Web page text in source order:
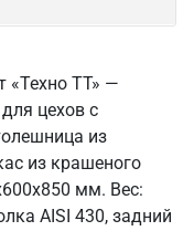
«Техно ТТ» —
цехов с
из
из крашеного
мм. Вес:
AISI 430, задний